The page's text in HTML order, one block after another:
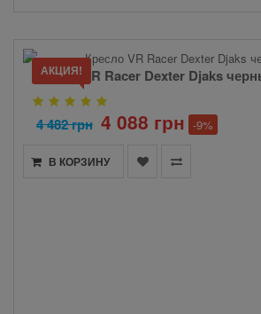
АКЦИЯ!
Кресло VR Racer Dexter Djaks
4 482 грн 4 088 грн -9%
В КОРЗИНУ